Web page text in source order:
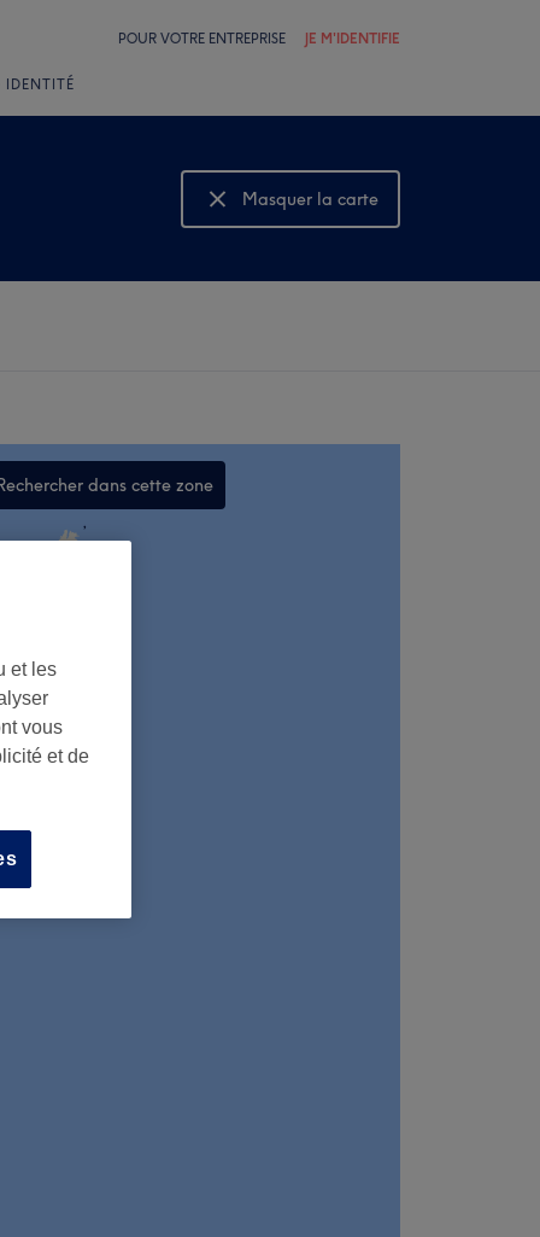
POUR VOTRE ENTREPRISE JE M'IDENTIFIE
IDENTITÉ
Masquer la carte
Montrer la carte
dans cette zone
,
et les
vous
et de